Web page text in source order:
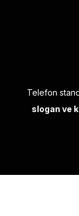
Telefon
slogan ve